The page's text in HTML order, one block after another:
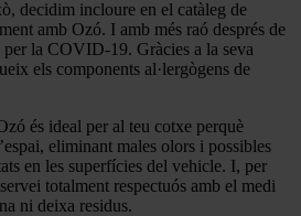
decidim incloure en el catàleg de
amb Ozó. I amb més raó després de
la COVID-19. Gràcies a la seva
els components al·lergògens de
és ideal per al teu cotxe perquè
eliminant males olors i possibles
en les superfícies del vehicle. I, per
totalment respectuós amb el medi
ni deixa residus.